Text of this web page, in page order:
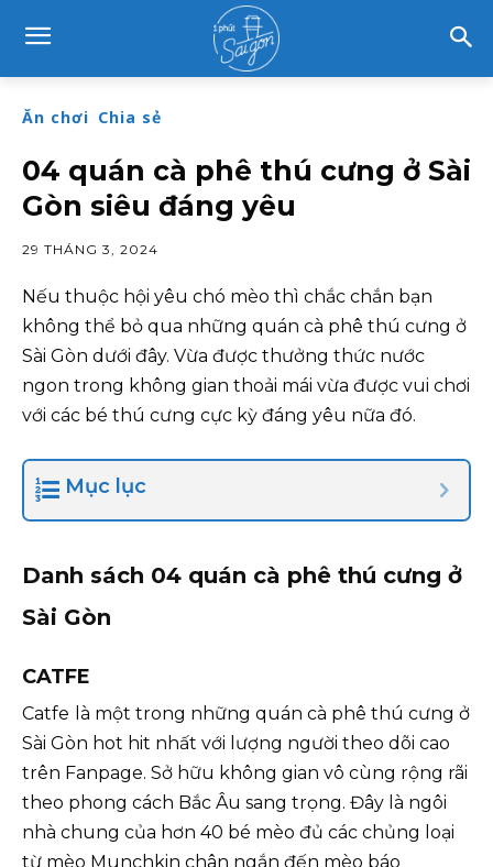
Ăn chơi Chia sẻ
04 quán cà phê thú cưng ở Sài
Gòn siêu đáng yêu
29 THÁNG 3, 2024
Nếu thuộc hội yêu chó mèo thì chắc chắn bạn
không thể bỏ qua những quán cà phê thú cưng ở
Sài Gòn dưới đây. Vừa được thưởng thức nước
ngon trong không gian thoải mái vừa được vui chơi
với các bé thú cưng cực kỳ đáng yêu nữa đó.
Mục lục
Danh sách 04 quán cà phê thú cưng ở
Sài Gòn
CATFE
Catfe là một trong những quán cà phê thú cưng ở
Sài Gòn hot hit nhất với lượng người theo dõi cao
trên Fanpage. Sở hữu không gian vô cùng rộng rãi
theo phong cách Bắc Âu sang trọng. Đây là ngôi
nhà chung của hơn 40 bé mèo đủ các chủng loại
từ mèo Munchkin chân ngắn đến mèo báo